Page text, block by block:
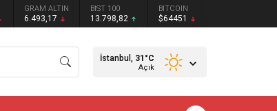
GRAM ALTIN
6.493,17
BIST 100
13.798,82
BITCOIN
$64451
İstanbul, 31 °C
Açık